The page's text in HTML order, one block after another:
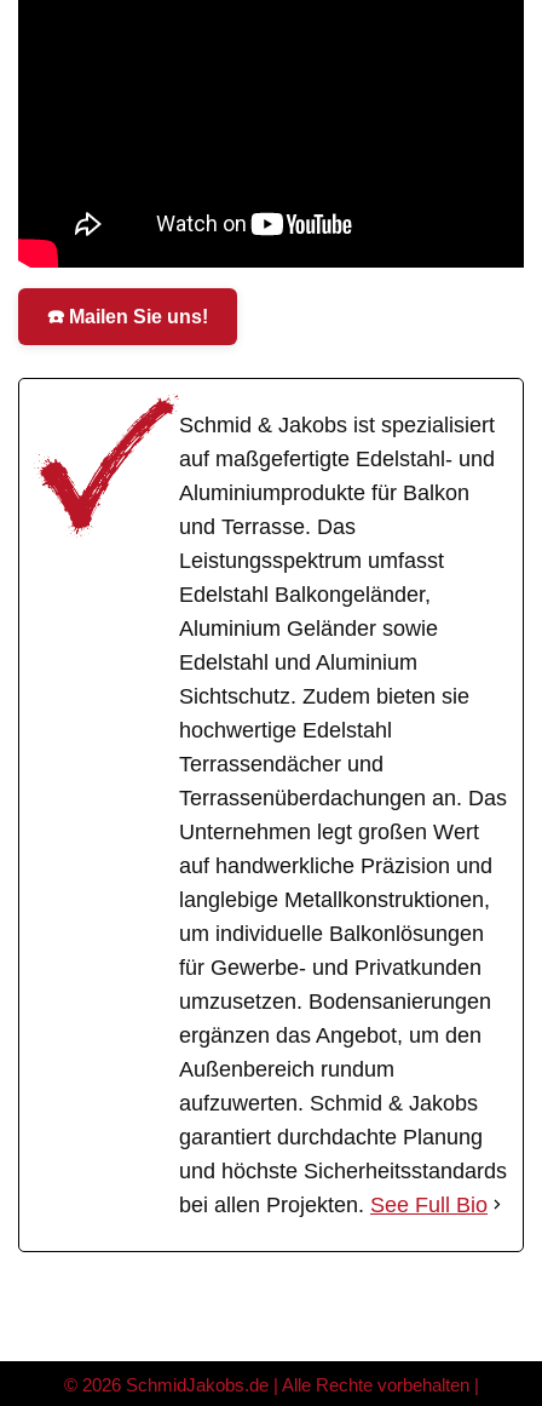
☎️ Mailen Sie uns!
Schmid & Jakobs ist spezialisiert
auf maßgefertigte Edelstahl- und
Aluminiumprodukte für Balkon
und Terrasse. Das
Leistungsspektrum umfasst
Edelstahl Balkongeländer,
Aluminium Geländer sowie
Edelstahl und Aluminium
Sichtschutz. Zudem bieten sie
hochwertige Edelstahl
Terrassendächer und
Terrassenüberdachungen an. Das
Unternehmen legt großen Wert
auf handwerkliche Präzision und
langlebige Metallkonstruktionen,
um individuelle Balkonlösungen
für Gewerbe- und Privatkunden
umzusetzen. Bodensanierungen
ergänzen das Angebot, um den
Außenbereich rundum
aufzuwerten. Schmid & Jakobs
garantiert durchdachte Planung
und höchste Sicherheitsstandards
bei allen Projekten. See Full Bio
© 2026 SchmidJakobs.de | Alle Rechte vorbehalten |